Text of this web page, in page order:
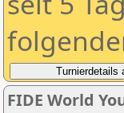
FIDE World